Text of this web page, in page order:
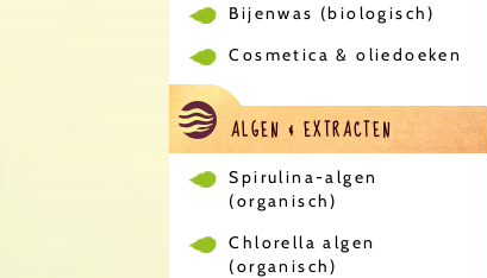
Bijenwas (biologisch)
Cosmetica & oliedoeken
ALGEN & EXTRACTEN
Spirulina-algen
(organisch)
Chlorella algen
(organisch)